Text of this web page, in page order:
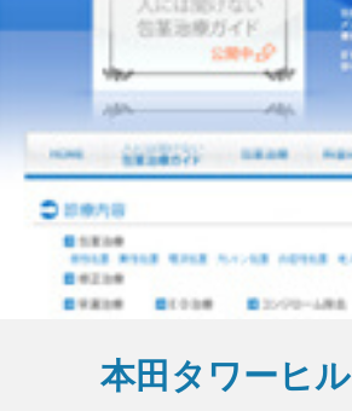
本田タワーヒ